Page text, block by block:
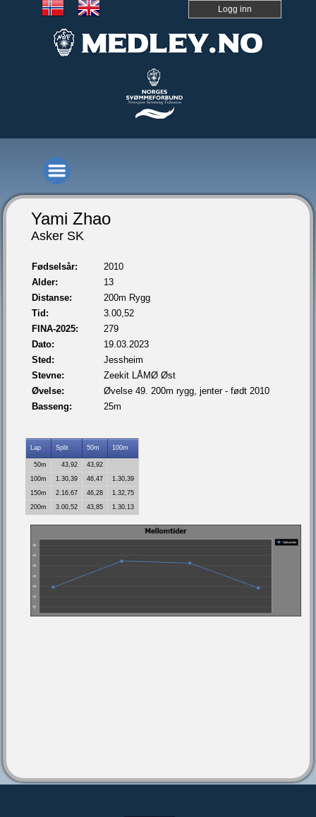
Logg inn
Yami Zhao
Asker SK
Fødselsår:
2010
Alder:
13
Distanse:
200m Rygg
Tid:
3.00,52
FINA-2025:
279
Dato:
19.03.2023
Sted:
Jessheim
Stevne:
Zeekit LÅMØ Øst
Øvelse:
Øvelse 49. 200m rygg, jenter - født 2010
Basseng:
25m
Lap Split 50m 100m
50m 43,92
43,92
100m
1.30,39 46,47
1.30,39
150m
2.16,67 46,28
1.32,75
200m
3.00,52 43,85 1.30,13